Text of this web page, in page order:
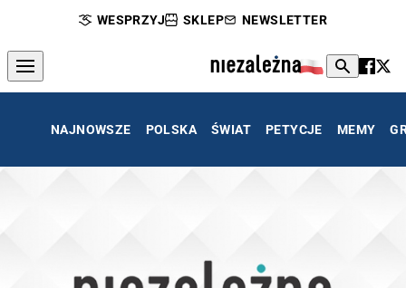
WESPRZYJ SKLEP NEWSLETTER
NAJNOWSZE POLSKA ŚWIAT PETYCJE MEMY